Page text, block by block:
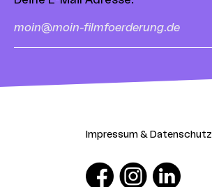
Impressum & Datenschutz